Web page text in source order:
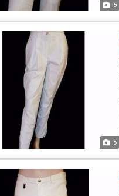
6
6